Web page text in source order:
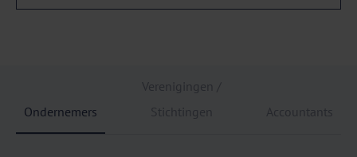
Ondernemers
Verenigingen /
Stichtingen
Accountants